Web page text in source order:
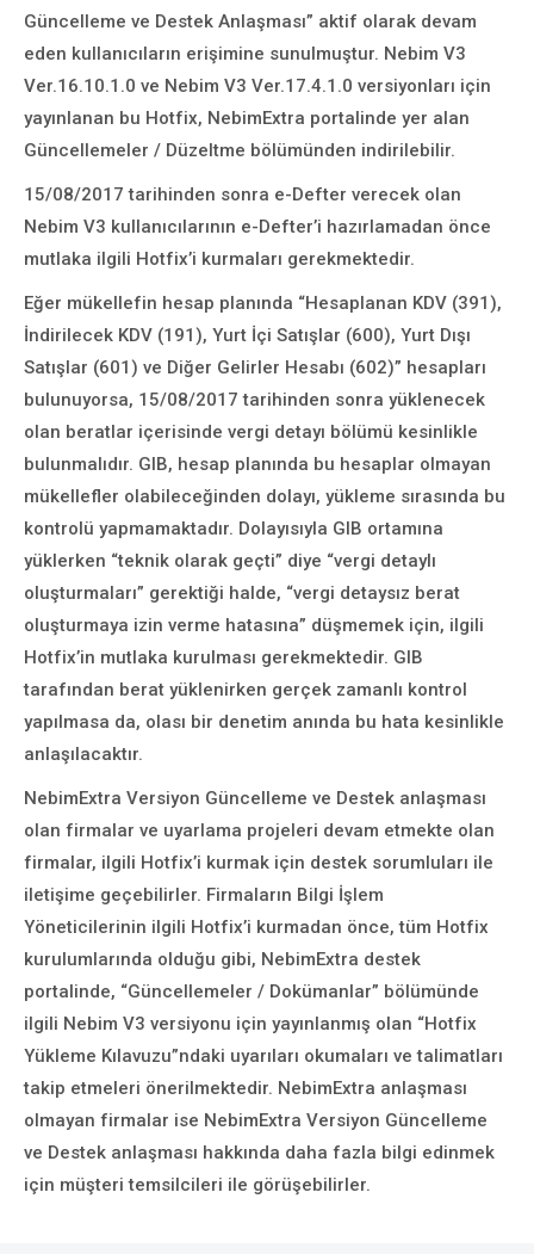
Güncelleme ve Destek Anlaşması” aktif olarak devam
eden kullanıcıların erişimine sunulmuştur. Nebim V3
Ver.16.10.1.0 ve Nebim V3 Ver.17.4.1.0 versiyonları için
yayınlanan bu Hotfix, NebimExtra portalinde yer alan
Güncellemeler / Düzeltme bölümünden indirilebilir.
15/08/2017 tarihinden sonra e-Defter verecek olan
Nebim V3 kullanıcılarının e-Defter’i hazırlamadan önce
mutlaka ilgili Hotfix’i kurmaları gerekmektedir.
Eğer mükellefin hesap planında “Hesaplanan KDV (391),
İndirilecek KDV (191), Yurt İçi Satışlar (600), Yurt Dışı
Satışlar (601) ve Diğer Gelirler Hesabı (602)” hesapları
bulunuyorsa, 15/08/2017 tarihinden sonra yüklenecek
olan beratlar içerisinde vergi detayı bölümü kesinlikle
bulunmalıdır. GIB, hesap planında bu hesaplar olmayan
mükellefler olabileceğinden dolayı, yükleme sırasında bu
kontrolü yapmamaktadır. Dolayısıyla GIB ortamına
yüklerken “teknik olarak geçti” diye “vergi detaylı
oluşturmaları” gerektiği halde, “vergi detaysız berat
oluşturmaya izin verme hatasına” düşmemek için, ilgili
Hotfix’in mutlaka kurulması gerekmektedir. GIB
tarafından berat yüklenirken gerçek zamanlı kontrol
yapılmasa da, olası bir denetim anında bu hata kesinlikle
anlaşılacaktır.
NebimExtra Versiyon Güncelleme ve Destek anlaşması
olan firmalar ve uyarlama projeleri devam etmekte olan
firmalar, ilgili Hotfix’i kurmak için destek sorumluları ile
iletişime geçebilirler. Firmaların Bilgi İşlem
Yöneticilerinin ilgili Hotfix’i kurmadan önce, tüm Hotfix
kurulumlarında olduğu gibi, NebimExtra destek
portalinde, “Güncellemeler / Dokümanlar” bölümünde
ilgili Nebim V3 versiyonu için yayınlanmış olan “Hotfix
Yükleme Kılavuzu”ndaki uyarıları okumaları ve talimatları
takip etmeleri önerilmektedir. NebimExtra anlaşması
olmayan firmalar ise NebimExtra Versiyon Güncelleme
ve Destek anlaşması hakkında daha fazla bilgi edinmek
için müşteri temsilcileri ile görüşebilirler.